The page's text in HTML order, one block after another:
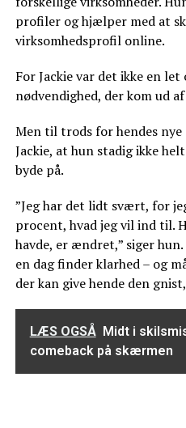
profiler og hjælper med at
virksomhedsprofil online.
For Jackie var det ikke en
nødvendighed, der kom ud
Men til trods for hendes
Jackie, at hun stadig ikke
byde på.
”Jeg har det lidt svært, for
procent, hvad jeg vil ind til.
havde, er ændret,” siger
en dag finder klarhed – og
der kan give hende den
LÆS OGSÅ Midt i
comeback på skærmen